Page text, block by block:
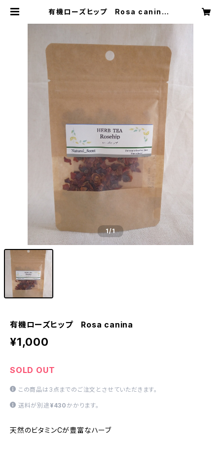
有機ローズヒップ Rosa canina |
1/1
有機ローズヒップ Rosa canina
¥1,000
SOLD OUT
この商品は3点までのご注文とさせていただきます。
送料が別途 ¥430 かかります。
天然のビタミンCが豊富なハーブ